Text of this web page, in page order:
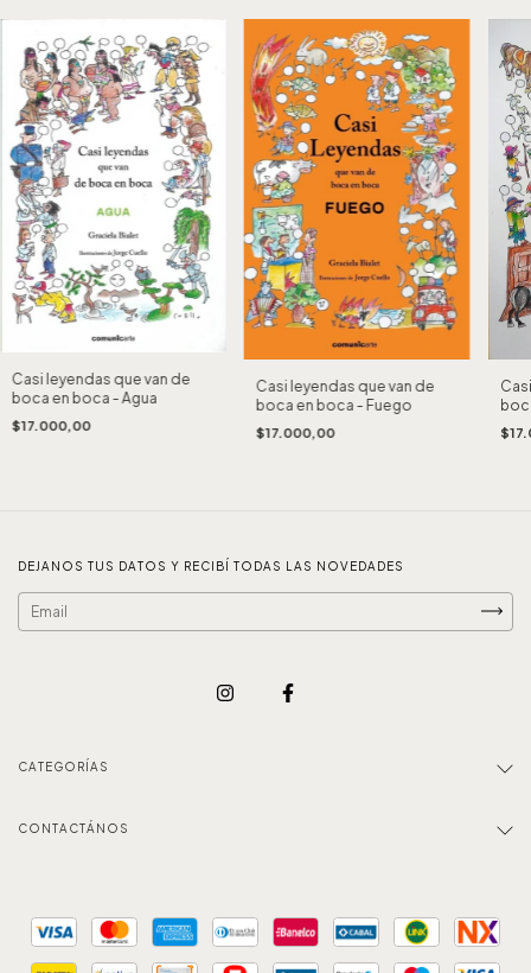
Casi leyendas que van de
boca en boca - Agua
$17.000,00
Casi leyendas que van de
boca en boca - Fuego
$17.000,00
DEJANOS TUS DATOS Y RECIBÍ TODAS LAS NOVEDADES
CATEGORÍAS
CONTACTÁNOS